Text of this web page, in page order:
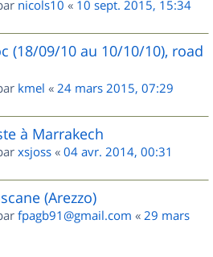
nicols10 « 10 sept. 2015, 15:34
(18/09/10 au 10/10/10), road
kmel « 24 mars 2015, 07:29
à Marrakech
xsjoss « 04 avr. 2014, 00:31
(Arezzo)
fpagb91@gmail.com « 29 mars